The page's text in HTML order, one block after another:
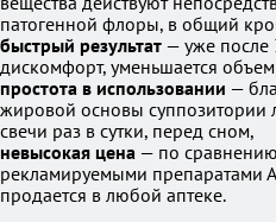
патогенной флоры, в общий
быстрый результат — уже после
дискомфорт, уменьшается
простота в использовании —
жировой основы суппозитории
свечи раз в сутки, перед сном,
невысокая цена — по
рекламируемыми препаратами
продается в любой аптеке.